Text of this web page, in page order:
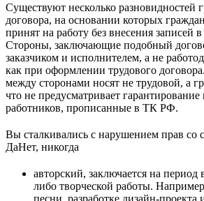
Существуют несколько разновидностей
договора, на основании которых
принят на работу без внесения записей
Стороны, заключающие подобный
заказчиком и исполнителем, а не
как при оформлении трудового
между сторонами носят не трудовой, а
что не предусматривает
работников, прописанные в ТК РФ.
Вы сталкивались с нарушением прав со
ДаНет, никогда
авторский, заключается на
либо творческой работы.
песни, разработке дизайн-проекта